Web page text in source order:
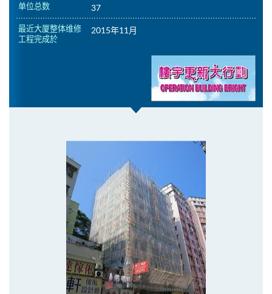
单位总数 37
最近大厦整体维修
工程完成於
2015年11月